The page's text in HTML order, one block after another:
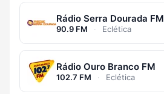
Rádio Serra Dourada FM
90.9 FM · Eclética
Rádio Ouro Branco FM
102.7 FM · Eclética